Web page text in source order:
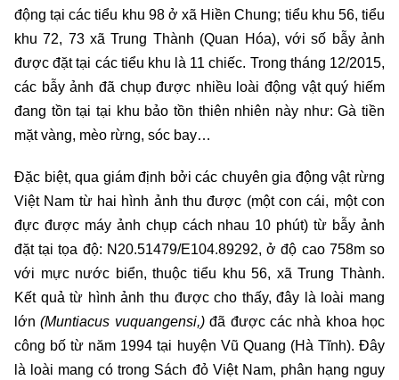
động tại các tiểu khu 98 ở xã Hiền Chung; tiểu khu 56, tiểu
khu 72, 73 xã Trung Thành (Quan Hóa), với số bẫy ảnh
được đặt tại các tiểu khu là 11 chiếc. Trong tháng 12/2015,
các bẫy ảnh đã chụp được nhiều loài động vật quý hiếm
đang tồn tại tại khu bảo tồn thiên nhiên này như: Gà tiền
mặt vàng, mèo rừng, sóc bay…
Đặc biệt, qua giám định bởi các chuyên gia động vật rừng
Việt Nam từ hai hình ảnh thu được (một con cái, một con
đực được máy ảnh chụp cách nhau 10 phút) từ bẫy ảnh
đặt tại tọa độ: N20.51479/E104.89292, ở độ cao 758m so
với mực nước biển, thuộc tiểu khu 56, xã Trung Thành.
Kết quả từ hình ảnh thu được cho thấy, đây là loài mang
lớn(Muntiacus vuquangensi,)đã được các nhà khoa học
công bố từ năm 1994 tại huyện Vũ Quang (Hà Tĩnh). Đây
là loài mang có trong Sách đỏ Việt Nam, phân hạng nguy